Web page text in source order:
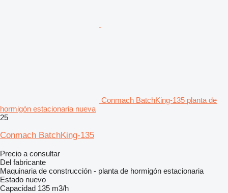
Conmach BatchKing-135 planta de
hormigón estacionaria nueva
25
Conmach BatchKing-135
Precio a consultar
Del fabricante
Maquinaria de construcción - planta de hormigón estacionaria
Estado nuevo
Capacidad 135 m3/h